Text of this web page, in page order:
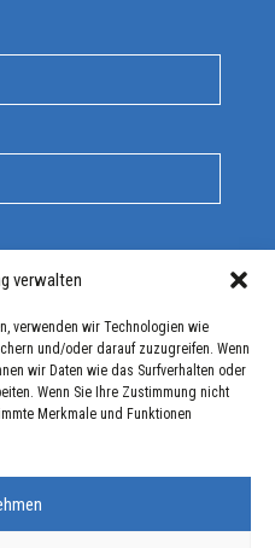
verwalten
verwenden wir Technologien wie
und/oder darauf zuzugreifen. Wenn
wir Daten wie das Surfverhalten oder
Wenn Sie Ihre Zustimmung nicht
Merkmale und Funktionen